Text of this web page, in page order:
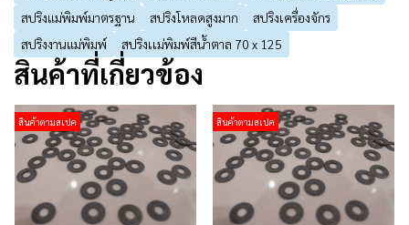
สปริงแม่พิมพ์มาตรฐาน
สปริงโหลดสูงมาก
สปริงเครื่องจักร
สปริงงานแม่พิมพ์
สปริงเเม่พิมพ์สีน้ำตาล 70 x 125
สินค้าที่เกี่ยวข้อง
สินค้าตามสเปค สินค้าตามสเปค